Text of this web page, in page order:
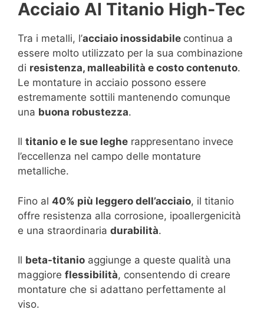
Acciaio Al Titanio High-Tec
Tra i metalli, l’acciaio inossidabile continua a
essere molto utilizzato per la sua combinazione
di resistenza, malleabilità e costo contenuto.
Le montature in acciaio possono essere
estremamente sottili mantenendo comunque
una buona robustezza.
Il titanio e le sue leghe rappresentano invece
l’eccellenza nel campo delle montature
metalliche.
Fino al 40% più leggero dell’acciaio, il titanio
offre resistenza alla corrosione, ipoallergenicità
e una straordinaria durabilità.
Il beta-titanio aggiunge a queste qualità una
maggiore flessibilità, consentendo di creare
montature che si adattano perfettamente al
viso.